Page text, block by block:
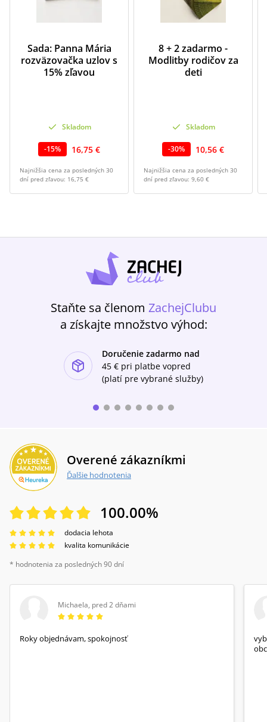
Sada: Panna Mária
rozväzovačka uzlov s
15% zľavou
Skladom
-15% 16,75 €
Najnižšia cena za posledných 30
dní pred zľavou: 16,75 €
8 + 2 zadarmo -
Modlitby rodičov za
deti
Skladom
-30% 10,56 €
Najnižšia cena za posledných 30
dní pred zľavou: 9,60 €
Staňte sa členom ZachejClubu
a získajte množstvo výhod:
Doručenie zadarmo nad
45 € pri platbe vopred
(platí pre vybrané služby)
Overené zákazníkmi
Ďalšie hodnotenia
100.00%
dodacia lehota
kvalita komunikácie
* hodnotenia za posledných 90 dní
Michaela, pred 2 dňami
Roky objednávam, spokojnosť